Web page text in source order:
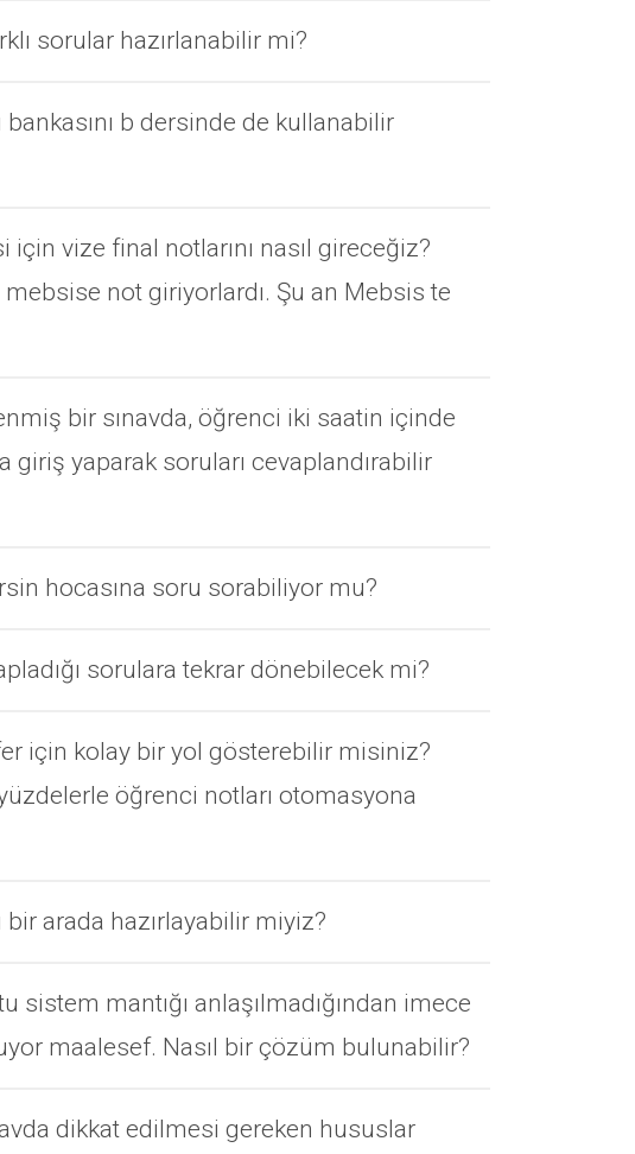
sorular hazırlanabilir mi?
b dersinde de kullanabilir
vize final notlarını nasıl gireceğiz?
not giriyorlardı. Şu an Mebsis te
bir sınavda, öğrenci iki saatin içinde
yaparak soruları cevaplandırabilir
hocasına soru sorabiliyor mu?
sorulara tekrar dönebilecek mi?
için kolay bir yol gösterebilir misiniz?
öğrenci notları otomasyona
bir arada hazırlayabilir miyiz?
sistem mantığı anlaşılmadığından imece
maalesef. Nasıl bir çözüm bulunabilir?
dikkat edilmesi gereken hususlar